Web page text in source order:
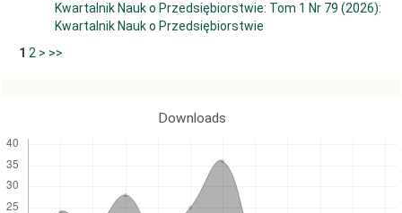
23. Florczak E. (2016), Nierówności społeczno-ekonomiczne a cele
przedsiębiorstwa społecznego, „Kwartalnik Nauk o
Przedsiębiorstwie”, nr 4.
rozwiązywania problemów współczesnej gospodarki, „International
Journal of New Economics and Social Sciences”, nr 1(3),
Międzynarodowy Instytut Innowacji Nauka-Edukacja-Rozwój w
Warszawie, Warszawa.
Kwartalnik Nauk o Przedsiębiorstwie: Tom 1 Nr 79 (2026):
Kwartalnik Nauk o Przedsiębiorstwie
1 2 > >>
Downloads